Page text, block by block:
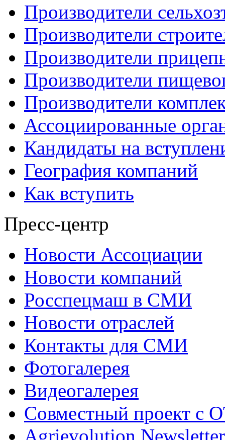
Производители
Производители
Производители
Производители
Производители
Ассоциированные
Кандидаты на
География компаний
Как вступить
Пресс-центр
Новости Ассоциации
Новости компаний
Росспецмаш в СМИ
Новости отраслей
Контакты для СМИ
Фотогалерея
Видеогалерея
Совместный проект с
Agrievolution Newsletter